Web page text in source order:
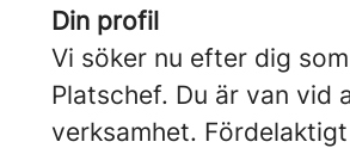
Din profil
Vi söker nu efter dig
Platschef. Du är van
verksamhet.